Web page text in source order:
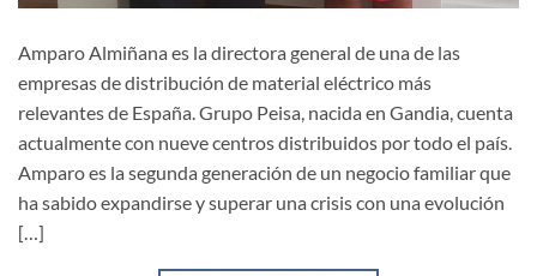
Amparo Almiñana es la directora general de una de las
empresas de distribución de material eléctrico más
relevantes de España. Grupo Peisa, nacida en Gandia, cuenta
actualmente con nueve centros distribuidos por todo el país.
Amparo es la segunda generación de un negocio familiar que
ha sabido expandirse y superar una crisis con una evolución
[…]